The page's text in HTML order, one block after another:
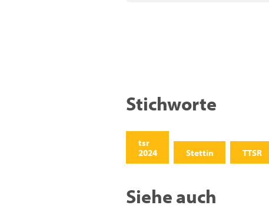
Stichworte
tsr
2024
Stettin TTSR
Siehe auch